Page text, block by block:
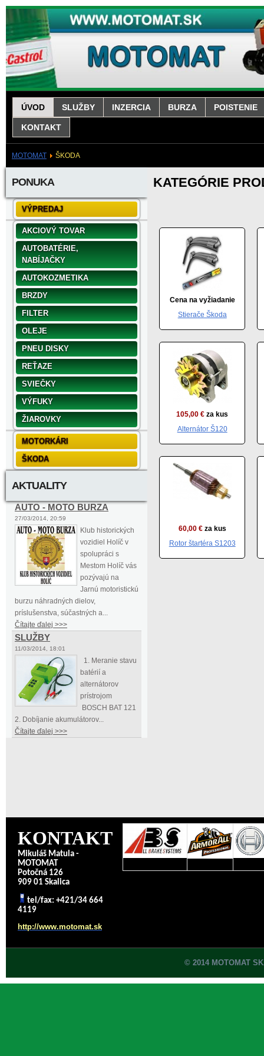
ÚVOD SLUŽBY INZERCIA BURZA POISTENIE
KONTAKT
MOTOMAT ŠKODA
PONUKA
VÝPREDAJ
AKCIOVÝ TOVAR
AUTOBATÉRIE,
NABÍJAČKY
AUTOKOZMETIKA
BRZDY
FILTER
OLEJE
PNEU DISKY
REŤAZE
SVIEČKY
VÝFUKY
ŽIAROVKY
MOTORKÁRI
ŠKODA
AKTUALITY
AUTO - MOTO BURZA
27/03/2014, 20:59
Klub historických
vozidiel Holíč v
spolupráci s
Mestom Holíč vás
pozývajú na
Jarnú motoristickú
burzu náhradných dielov,
príslušenstva, súčastných a...
Čítajte ďalej >>>
SLUŽBY
11/03/2014, 18:01
1. Meranie stavu
batérií a
alternátorov
prístrojom
BOSCH BAT 121
2. Dobíjanie akumulátorov...
Čítajte ďalej >>>
KATEGÓRIE
Cena na vyžiadanie
Stierače Škoda
105,00 € za kus
Alternátor Š120
60,00 € za kus
Rotor štartéra S1203
KONTAKT
Mikuláš Matula -
MOTOMAT
Potočná 126
909 01 Skalica
tel/fax: +421/34 664
4119
http://www.motomat.sk
© 2014